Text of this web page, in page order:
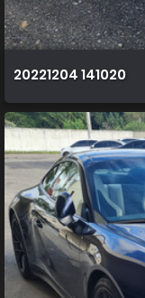
20221204 141020